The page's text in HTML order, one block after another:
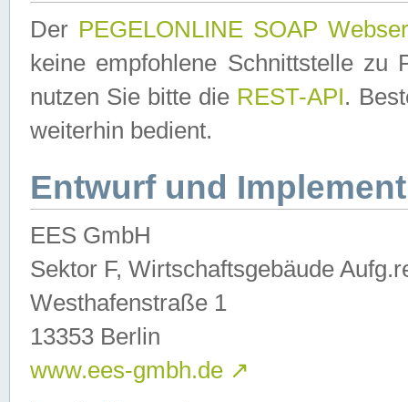
Der PEGELONLINE SOAP
keine empfohlene Schnittstelle zu
nutzen Sie bitte die REST-API.
weiterhin bedient.
Entwurf und
EES GmbH
Sektor F, Wirtschaftsgebäude
Westhafenstraße 1
13353 Berlin
www.ees-gmbh.de ↗